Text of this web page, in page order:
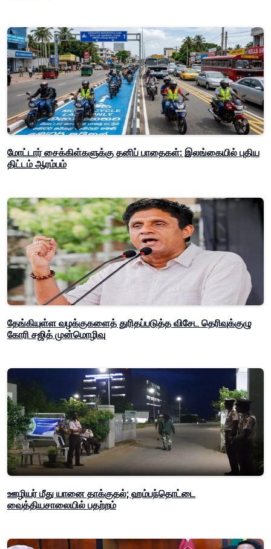
மோட்டார் சைக்கிள்களுக்கு தனிப் பாதைகள்: இலங்கையில் புதிய
திட்டம் ஆரம்பம்
தேங்கியுள்ள வழக்குகளைத் துரிதப்படுத்த விசேட தெரிவுக்குழு
கோரி சஜித் முன்மொழிவு
ஊழியர் மீது யானை தாக்குதல்; ஹம்பந்தொட்டை
வைத்தியசாலையில் பதற்றம்